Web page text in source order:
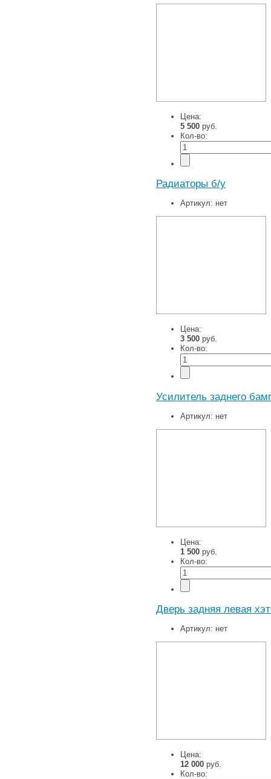
Цена:
5 500 руб.
Кол-во:
Радиаторы б/у
Артикул: нет
Цена:
3 500 руб.
Кол-во:
Усилитель заднего
Артикул: нет
Цена:
1 500 руб.
Кол-во:
Дверь задняя левая
Артикул: нет
Цена:
12 000 руб.
Кол-во: